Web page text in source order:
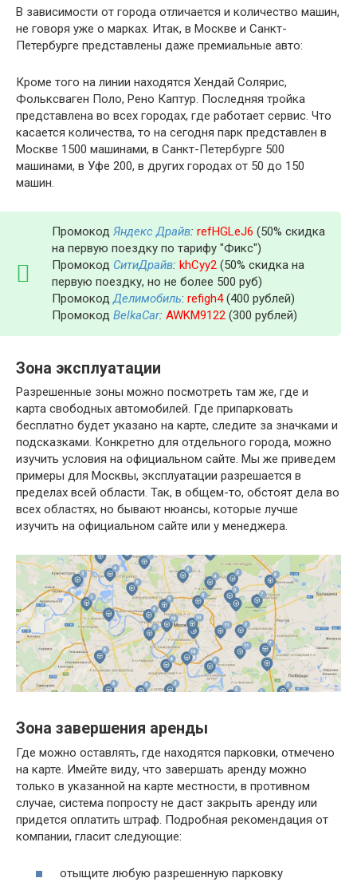
В зависимости от города отличается и количество машин,
не говоря уже о марках. Итак, в Москве и Санкт-
Петербурге представлены даже премиальные авто:
Кроме того на линии находятся Хендай Солярис,
Фольксваген Поло, Рено Каптур. Последняя тройка
представлена во всех городах, где работает сервис. Что
касается количества, то на сегодня парк представлен в
Москве 1500 машинами, в Санкт-Петербурге 500
машинами, в Уфе 200, в других городах от 50 до 150
машин.
Промокод Яндекс Драйв: refHGLeJ6 (50% скидка
на первую поездку по тарифу "Фикс")
Промокод СитиДрайв: khCyy2 (50% скидка на
первую поездку, но не более 500 руб)
ПромокодДелимобиль: refigh4(400 рублей)
Промокод BelkaCar: AWKM9122 (300 рублей)
Зона эксплуатации
Разрешенные зоны можно посмотреть там же, где и
карта свободных автомобилей. Где припарковать
бесплатно будет указано на карте, следите за значками и
подсказками. Конкретно для отдельного города, можно
изучить условия на официальном сайте. Мы же приведем
примеры для Москвы, эксплуатации разрешается в
пределах всей области. Так, в общем-то, обстоят дела во
всех областях, но бывают нюансы, которые лучше
изучить на официальном сайте или у менеджера.
Зона завершения аренды
Где можно оставлять, где находятся парковки, отмечено
на карте. Имейте виду, что завершать аренду можно
только в указанной на карте местности, в противном
случае, система попросту не даст закрыть аренду или
придется оплатить штраф. Подробная рекомендация от
компании, гласит следующие:
отыщите любую разрешенную парковку